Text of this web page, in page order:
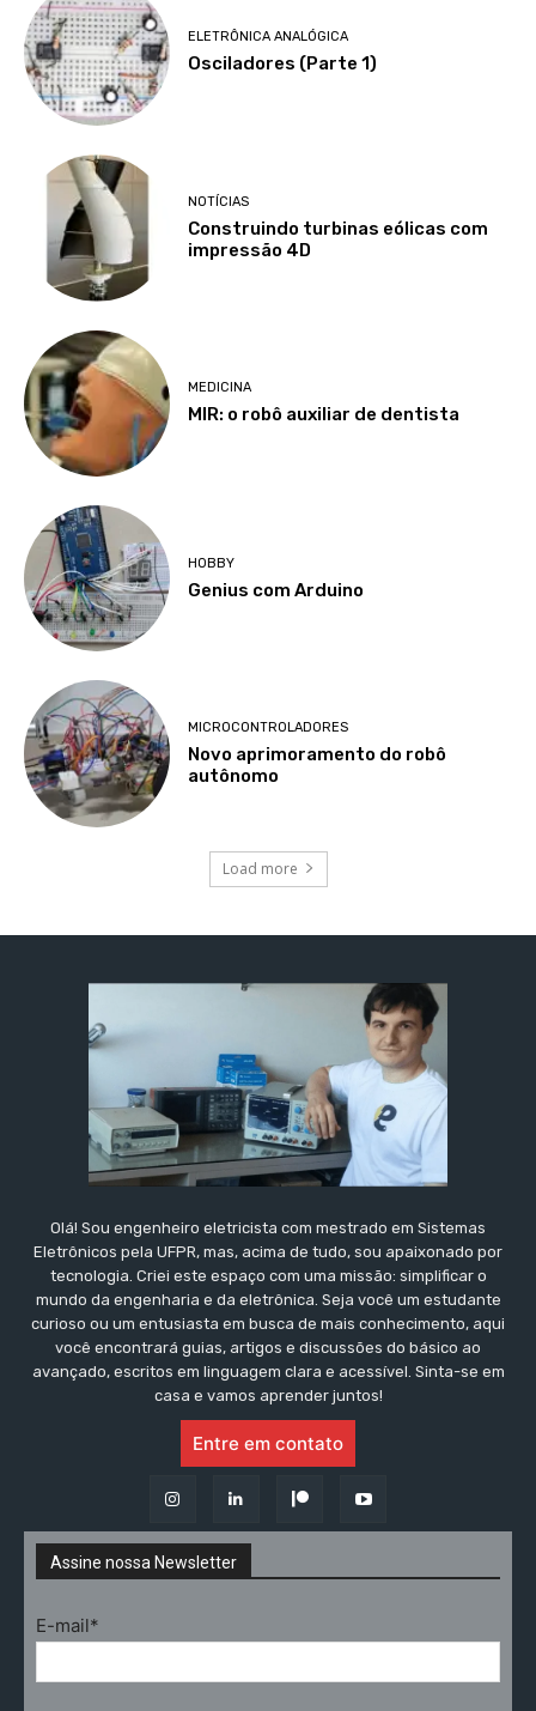
ELETRÔNICA ANALÓGICA
Osciladores (Parte 1)
NOTÍCIAS
Construindo turbinas eólicas com
impressão 4D
MEDICINA
MIR: o robô auxiliar de dentista
HOBBY
Genius com Arduino
MICROCONTROLADORES
Novo aprimoramento do robô
autônomo
Load more
Olá! Sou engenheiro eletricista com mestrado em Sistemas
Eletrônicos pela UFPR, mas, acima de tudo, sou apaixonado por
tecnologia. Criei este espaço com uma missão: simplificar o
mundo da engenharia e da eletrônica. Seja você um estudante
curioso ou um entusiasta em busca de mais conhecimento, aqui
você encontrará guias, artigos e discussões do básico ao
avançado, escritos em linguagem clara e acessível. Sinta-se em
casa e vamos aprender juntos!
Entre em contato
Assine nossa Newsletter
E-mail*